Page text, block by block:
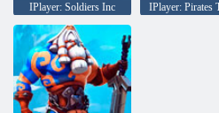
IPlayer: Soldiers Inc